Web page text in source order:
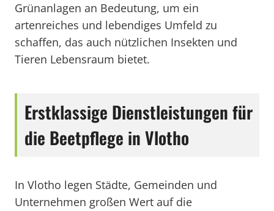
Grünanlagen an Bedeutung, um ein
artenreiches und lebendiges Umfeld zu
schaffen, das auch nützlichen Insekten und
Tieren Lebensraum bietet.
Erstklassige Dienstleistungen für
die Beetpflege in Vlotho
In Vlotho legen Städte, Gemeinden und
Unternehmen großen Wert auf die